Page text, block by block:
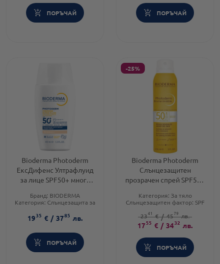
ПОРЪЧАЙ ПОРЪЧАЙ
Bioderma Photoderm
ЕксДифенс Ултрафлуид
за лице SPF50+ много
Бранд: BIODERMA
Категория: Слънцезащита за
Продуктова линия:
PHOTODERM
1935 € / 3785 лв.
ПОРЪЧАЙ
-25%
Bioderma Photoderm
Слънцезащитен
прозрачен спрей SPF50+
Категория: За тяло
Слънцезащитен фактор: SPF
Форма на продукта:спрей
2341 € / 4579 лв.
1755 € / 3432 лв.
ПОРЪЧАЙ